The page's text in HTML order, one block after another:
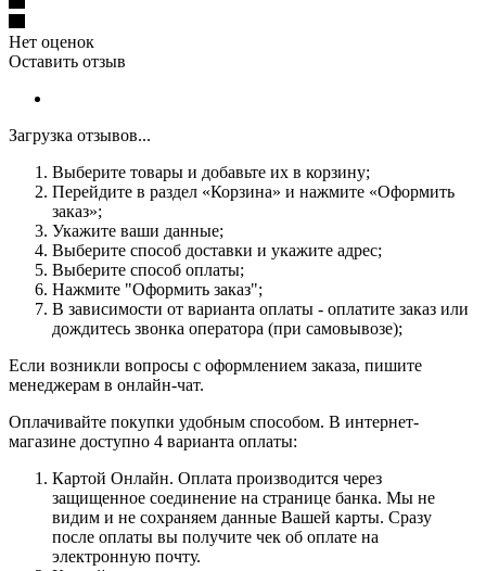
Нет оценок
Оставить отзыв
Загрузка отзывов...
Выберите товары и добавьте их в корзину;
Перейдите в раздел «Корзина» и нажмите «Оформить
заказ»;
Укажите ваши данные;
Выберите способ доставки и укажите адрес;
Выберите способ оплаты;
Нажмите "Оформить заказ";
В зависимости от варианта оплаты - оплатите заказ или
дождитесь звонка оператора (при самовывозе);
Если возникли вопросы с оформлением заказа, пишите
менеджерам в онлайн-чат.
Оплачивайте покупки удобным способом. В интернет-
магазине доступно 4 варианта оплаты:
Картой Онлайн. Оплата производится через
защищенное соединение на странице банка. Мы не
видим и не сохраняем данные Вашей карты. Сразу
после оплаты вы получите чек об оплате на
электронную почту.